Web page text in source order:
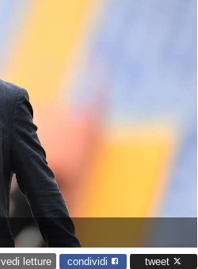
vedi letture condividi tweet